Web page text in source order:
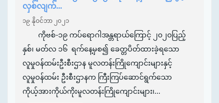
လှစ်လျက်...
၁၉ နိုဝင်ဘာ ၂၀၂၁
ကိုဗစ်-၁၉ ကပ်ရောဂါအန္တရာယ်ကြောင့် ၂၀၂၀ပြည့်
နှစ်၊ မတ်လ ၁၆ ရက်နေ့မှစ၍ ‌ခေတ္တပိတ်ထားခဲ့ရသော
လူမှုဝန်ထမ်းဦးစီးဌာန မူလတန်းကြိုကျောင်းများနှင့်
လူမှုဝန်ထမ်း ဦးစီးဌာနက ကြီးကြပ်ဆောင်ရွက်သော
ကိုယ့်အားကိုယ်ကိုးမူလတန်းကြိုကျောင်းများ၊...